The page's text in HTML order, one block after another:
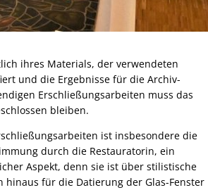
ihres Materials, der verwendeten
und die Ergebnisse für die Archiv-
Erschließungsarbeiten muss das
bleiben.
ist insbesondere die
durch die Restauratorin, ein
Aspekt, denn sie ist über stilistische
hinaus für die Datierung der Glas-Fenster